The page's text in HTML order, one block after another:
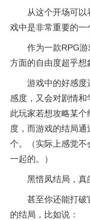
从这个开场可以
戏中是非常重要的一
作为一款RPG
方面的自由度超乎想
游戏中的好感度
感度，又会对剧情
此玩家若想攻略某
度，而游戏的结局
个。（实际上感觉
一起的。）
黑惜凤结局，真
甚至你还能打破
的结局，比如说：